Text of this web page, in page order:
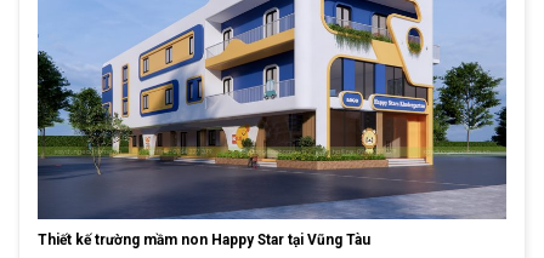
Thiết kế trường mầm non Happy Star tại Vũng Tàu